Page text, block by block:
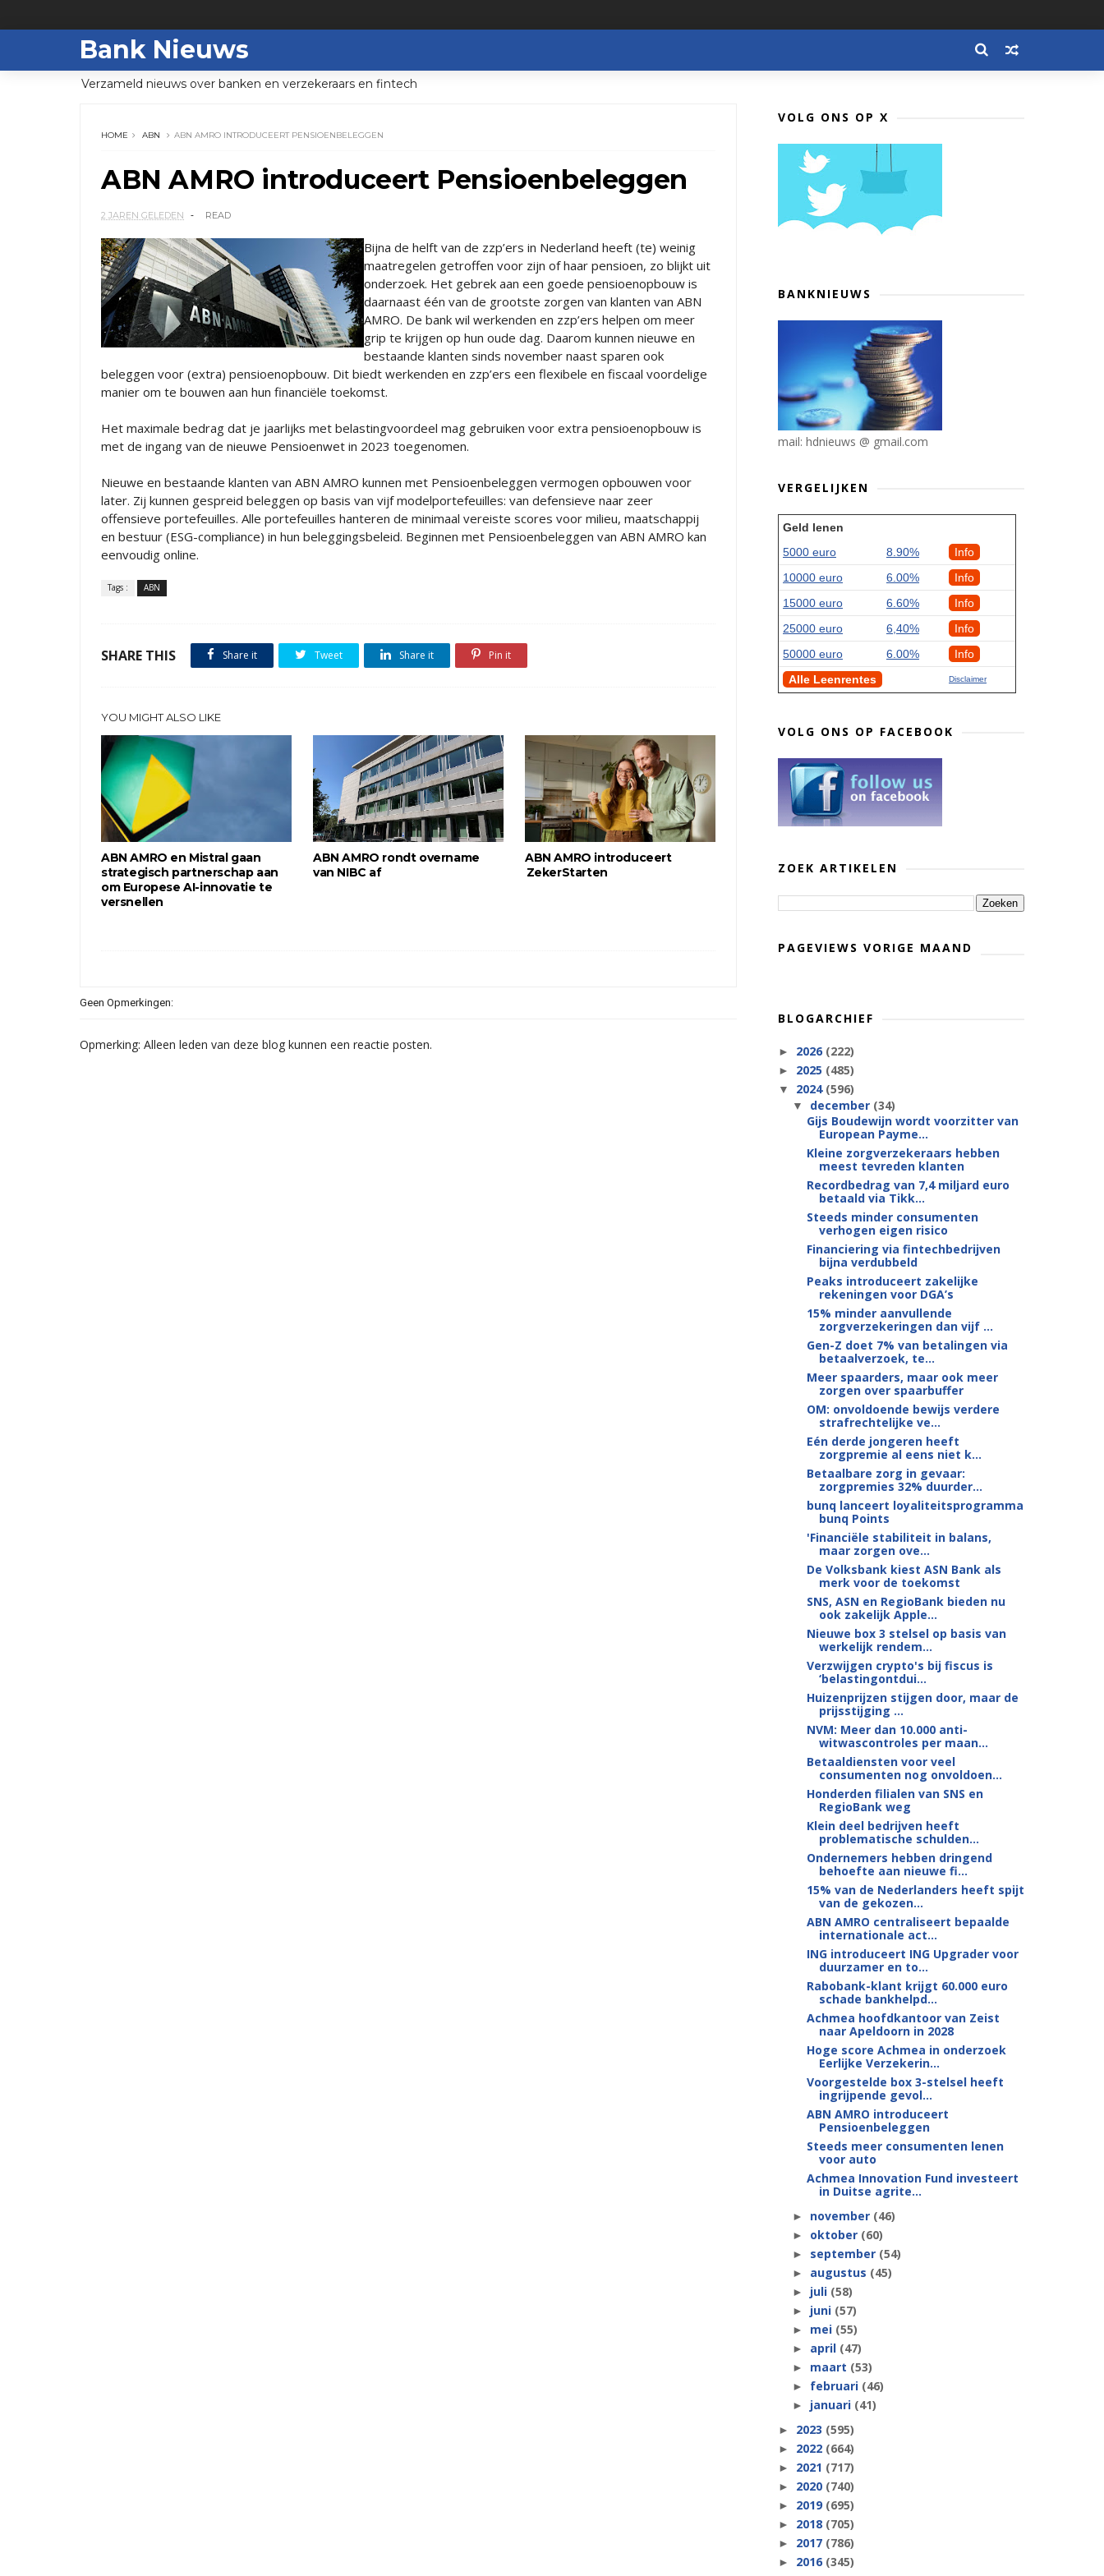
Bank Nieuws
Verzameld nieuws over banken en verzekeraars en fintech
HOME ABN ABN AMRO INTRODUCEERT PENSIOENBELEGGEN
ABN AMRO introduceert Pensioenbeleggen
2 JAREN GELEDEN READ
Bijna de helft van de zzp’ers in Nederland heeft (te) weinig
maatregelen getroffen voor zijn of haar pensioen, zo blijkt uit
onderzoek. Het gebrek aan een goede pensioenopbouw is
daarnaast één van de grootste zorgen van klanten van ABN
AMRO. De bank wil werkenden en zzp’ers helpen om meer
grip te krijgen op hun oude dag. Daarom kunnen nieuwe en
bestaande klanten sinds november naast sparen ook
beleggen voor (extra) pensioenopbouw. Dit biedt werkenden en zzp’ers een flexibele en fiscaal voordelige
manier om te bouwen aan hun financiële toekomst.
Het maximale bedrag dat je jaarlijks met belastingvoordeel mag gebruiken voor extra pensioenopbouw is
met de ingang van de nieuwe Pensioenwet in 2023 toegenomen.
Nieuwe en bestaande klanten van ABN AMRO kunnen met Pensioenbeleggen vermogen opbouwen voor
later. Zij kunnen gespreid beleggen op basis van vijf modelportefeuilles: van defensieve naar zeer
offensieve portefeuilles. Alle portefeuilles hanteren de minimaal vereiste scores voor milieu, maatschappij
en bestuur (ESG-compliance) in hun beleggingsbeleid. Beginnen met Pensioenbeleggen van ABN AMRO kan
eenvoudig online.
Tags : ABN
SHARE THIS Share it Tweet Share it Pin it
YOU MIGHT ALSO LIKE
ABN AMRO en Mistral gaan
strategisch partnerschap aan
om Europese AI-innovatie te
versnellen
ABN AMRO rondt overname
van NIBC af
ABN AMRO introduceert
ZekerStarten
Geen Opmerkingen:
Opmerking: Alleen leden van deze blog kunnen een reactie posten.
VOLG ONS OP X
BANKNIEUWS
mail: hdnieuws @ gmail.com
VERGELIJKEN
Geld lenen
5000 euro
8.90%
Info
10000 euro
6.00%
Info
15000 euro
6.60%
Info
25000 euro
6,40%
Info
50000 euro
6.00%
Info
Alle Leenrentes
Disclaimer
VOLG ONS OP FACEBOOK
ZOEK ARTIKELEN
PAGEVIEWS VORIGE MAAND
BLOGARCHIEF
► 2026 (222)
► 2025 (485)
▼ 2024 (596)
▼ december (34)
Gijs Boudewijn wordt voorzitter van
European Payme...
Kleine zorgverzekeraars hebben
meest tevreden klanten
Recordbedrag van 7,4 miljard euro
betaald via Tikk...
Steeds minder consumenten
verhogen eigen risico
Financiering via fintechbedrijven
bijna verdubbeld
Peaks introduceert zakelijke
rekeningen voor DGA’s
15% minder aanvullende
zorgverzekeringen dan vijf ...
Gen-Z doet 7% van betalingen via
betaalverzoek, te...
Meer spaarders, maar ook meer
zorgen over spaarbuffer
OM: onvoldoende bewijs verdere
strafrechtelijke ve...
Eén derde jongeren heeft
zorgpremie al eens niet k...
Betaalbare zorg in gevaar:
zorgpremies 32% duurder...
bunq lanceert loyaliteitsprogramma
bunq Points
'Financiële stabiliteit in balans,
maar zorgen ove...
De Volksbank kiest ASN Bank als
merk voor de toekomst
SNS, ASN en RegioBank bieden nu
ook zakelijk Apple...
Nieuwe box 3 stelsel op basis van
werkelijk rendem...
Verzwijgen crypto's bij fiscus is
‘belastingontdui...
Huizenprijzen stijgen door, maar de
prijsstijging ...
NVM: Meer dan 10.000 anti-
witwascontroles per maan...
Betaaldiensten voor veel
consumenten nog onvoldoen...
Honderden filialen van SNS en
RegioBank weg
Klein deel bedrijven heeft
problematische schulden...
Ondernemers hebben dringend
behoefte aan nieuwe fi...
15% van de Nederlanders heeft spijt
van de gekozen...
ABN AMRO centraliseert bepaalde
internationale act...
ING introduceert ING Upgrader voor
duurzamer en to...
Rabobank-klant krijgt 60.000 euro
schade bankhelpd...
Achmea hoofdkantoor van Zeist
naar Apeldoorn in 2028
Hoge score Achmea in onderzoek
Eerlijke Verzekerin...
Voorgestelde box 3-stelsel heeft
ingrijpende gevol...
ABN AMRO introduceert
Pensioenbeleggen
Steeds meer consumenten lenen
voor auto
Achmea Innovation Fund investeert
in Duitse agrite...
► november (46)
► oktober (60)
► september (54)
► augustus (45)
► juli (58)
► juni (57)
► mei (55)
► april (47)
► maart (53)
► februari (46)
► januari (41)
► 2023 (595)
► 2022 (664)
► 2021 (717)
► 2020 (740)
► 2019 (695)
► 2018 (705)
► 2017 (786)
► 2016 (345)